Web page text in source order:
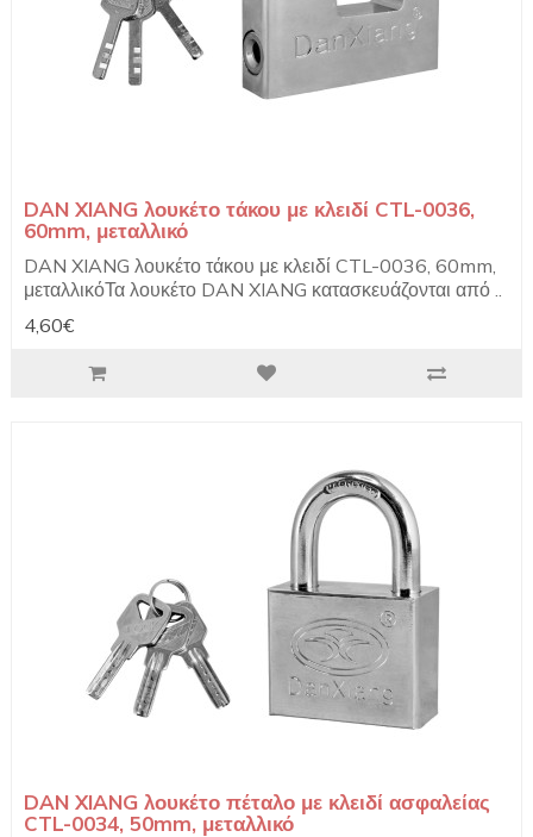
DAN XIANG λουκέτο τάκου με κλειδί CTL-0036,
60mm, μεταλλικό
DAN XIANG λουκέτο τάκου με κλειδί CTL-0036, 60mm,
μεταλλικόΤα λουκέτο DAN XIANG κατασκευάζονται από ..
4,60€
DAN XIANG λουκέτο πέταλο με κλειδί ασφαλείας
CTL-0034, 50mm, μεταλλικό